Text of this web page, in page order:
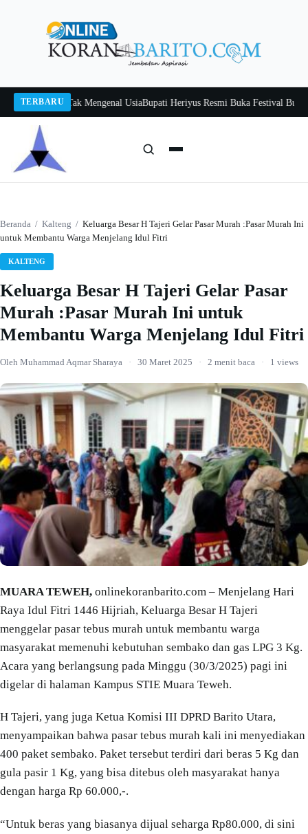
TERBARU
Belajar Tak Mengenal UsiaBupati Heriyus Resmi Buka Festival Budaya
Beranda / Kalteng / Keluarga Besar H Tajeri Gelar Pasar Murah :Pasar Murah Ini
untuk Membantu Warga Menjelang Idul Fitri
KALTENG
Keluarga Besar H Tajeri Gelar Pasar
Murah :Pasar Murah Ini untuk
Membantu Warga Menjelang Idul Fitri
Oleh Muhammad Aqmar Sharaya · 30 Maret 2025 · 2 menit baca · 1 views
MUARA TEWEH, onlinekoranbarito.com – Menjelang Hari
Raya Idul Fitri 1446 Hijriah, Keluarga Besar H Tajeri
menggelar pasar tebus murah untuk membantu warga
masyarakat memenuhi kebutuhan sembako dan gas LPG 3 Kg.
Acara yang berlangsung pada Minggu (30/3/2025) pagi ini
digelar di halaman Kampus STIE Muara Teweh.
H Tajeri, yang juga Ketua Komisi III DPRD Barito Utara,
menyampaikan bahwa pasar tebus murah kali ini menyediakan
400 paket sembako. Paket tersebut terdiri dari beras 5 Kg dan
gula pasir 1 Kg, yang bisa ditebus oleh masyarakat hanya
dengan harga Rp 60.000,-.
“Untuk beras yang biasanya dijual seharga Rp80.000, di sini